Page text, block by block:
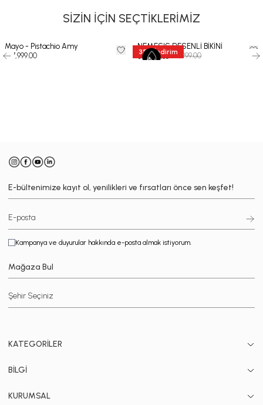
SİZİN İÇİN SEÇTİKLERİMİZ
Mayo - Pistachio Amy
₺ 7,999.00
35%İndirim
NEMESIS DESENLİ BİKİNİ
₺ 7,799.35 ₺ 11,999.00
E-bültenimize kayıt ol, yenilikleri ve fırsatları önce sen keşfet!
Kampanya ve duyurular hakkında e-posta almak istiyorum.
Mağaza Bul
KATEGORİLER
BİLGİ
KURUMSAL